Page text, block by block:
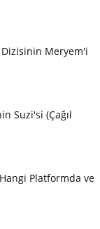
Meryem'i
Suzi'si (Çağıl
Platformda ve